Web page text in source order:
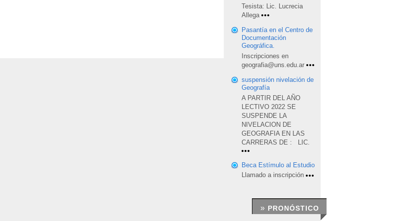
Tesista: Lic. Lucrecia
Allega
Pasantía en el Centro de
Documentación
Geográfica.
Inscripciones en
geografia@uns.edu.ar
suspensión nivelación de
Geografía
A PARTIR DEL AÑO
LECTIVO 2022 SE
SUSPENDE LA
NIVELACION DE
GEOGRAFIA EN LAS
CARRERAS DE : LIC.
Beca Estímulo al Estudio
Llamado a inscripción
» PRONÓSTICO